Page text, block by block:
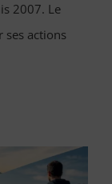
2007. Le
ses actions